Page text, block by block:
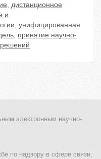
, дистанционное
и
, унифицированная
, принятие научно-
электронным научно-
по надзору в сфере связи,